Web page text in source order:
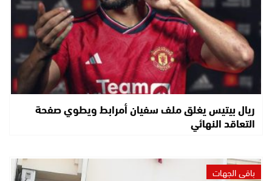
ريال بيتيس يغلق ملف سفيان أمرابط ويطوي صفحة
التعاقد النهائي
باقي الجهات